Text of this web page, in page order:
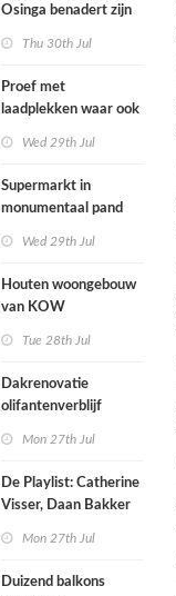
Osinga benadert zijn
Thu 30th Jul
Proef met
laadplekken waar ook
Wed 29th Jul
Supermarkt in
monumentaal pand
Wed 29th Jul
Houten woongebouw
van KOW
herontwikkeling
ziekenhuisterrein
Tue 28th Jul
Dakrenovatie
olifantenverblijf
Mon 27th Jul
De Playlist: Catherine
Visser, Daan Bakker
kamerensemble
Mon 27th Jul
Duizend balkons